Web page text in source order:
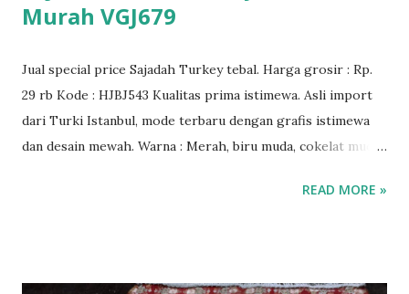
Murah VGJ679
Jual special price Sajadah Turkey tebal. Harga grosir : Rp.
29 rb Kode : HJBJ543 Kualitas prima istimewa. Asli import
dari Turki Istanbul, mode terbaru dengan grafis istimewa
dan desain mewah. Warna : Merah, biru muda, cokelat muda,
READ MORE »